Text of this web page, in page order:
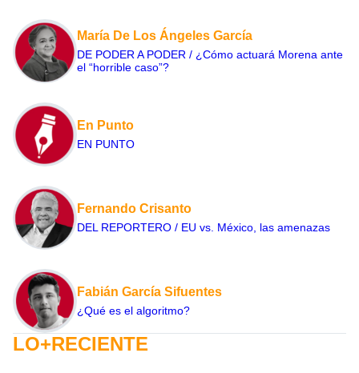
María De Los Ángeles García
DE PODER A PODER / ¿Cómo actuará Morena ante
el “horrible caso”?
En Punto
EN PUNTO
Fernando Crisanto
DEL REPORTERO / EU vs. México, las amenazas
Fabián García Sifuentes
¿Qué es el algoritmo?
LO+RECIENTE